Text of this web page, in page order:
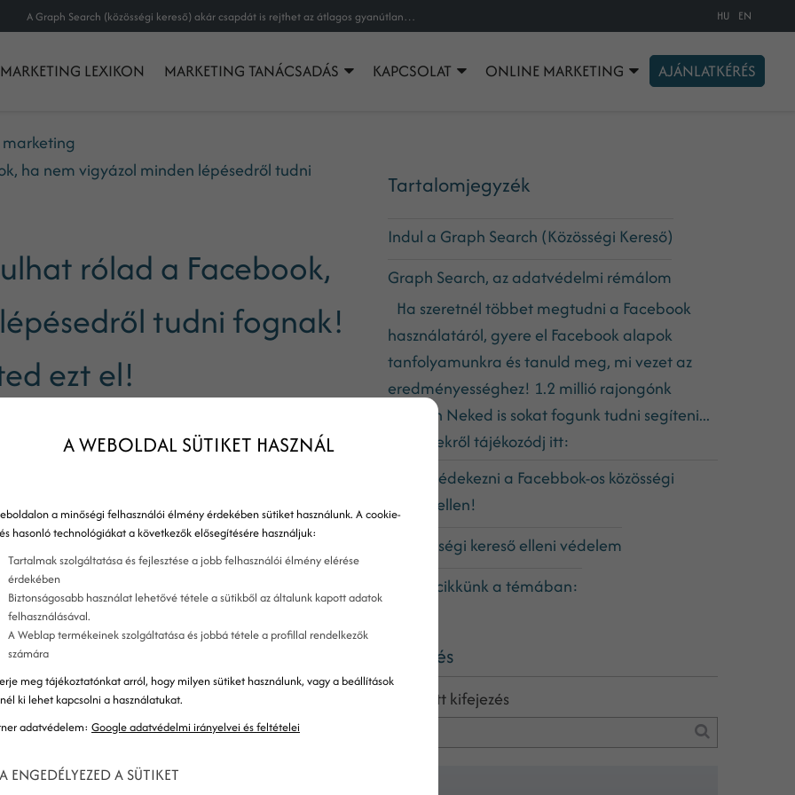
A Graph Search (közösségi kereső) akár csapdát is rejthet az átlagos gyanútlan facebook felhasználók számára HU EN
MARKETING LEXIKON MARKETING TANÁCSADÁS KAPCSOLAT ONLINE MARKETING AJÁNLATKÉRÉS
ha nem vigyázol minden lépésedről tudni
rólad a Facebook,
tudni fognak!
ezt el!
kiválasztott csoportjának is lehetősége volt
t. Ez a funkció olyan, mint a hagyományos
a keresőmotor indexeli minden felhasználó
így tovább, hogy a lehető legpontosabb keresési
A kereső minden nyilvános tevékenységedet
Rólad! De ne aggódj, tehetsz ellene, most
Tartalomjegyzék
Indul a Graph Search (Közösségi Kereső)
Graph Search, az adatvédelmi rémálom
Ha szeretnél többet megtudni a Facebook
használatáról, gyere el Facebook alapok
tanfolyamunkra és tanuld meg, mi vezet az
eredményességhez! 1.2 millió rajongónk
alapján Neked is sokat fogunk tudni segíteni...
Részletekről tájékozódj itt:
Lehet védekezni a Facebbok-os közösségi
kereső ellen!
A közösségi kereső elleni védelem
Egyéb cikkünk a témában:
Keresés
Keresett kifejezés
A WEBOLDAL SÜTIKET HASZNÁL
a minőségi felhasználói élmény érdekében sütiket használunk. A cookie-
hasonló technológiákat a következők elősegítésére használjuk:
Tartalmak szolgáltatása és fejlesztése a jobb felhasználói élmény elérése
érdekében
Biztonságosabb használat lehetővé tétele a sütikből az általunk kapott adatok
felhasználásával.
A Weblap termékeinek szolgáltatása és jobbá tétele a profillal rendelkezők
számára
meg tájékoztatónkat arról, hogy milyen sütiket használunk, vagy a beállítások
ki lehet kapcsolni a használatukat.
adatvédelem: Google adatvédelmi irányelvei és feltételei
ENGEDÉLYEZED A SÜTIKET